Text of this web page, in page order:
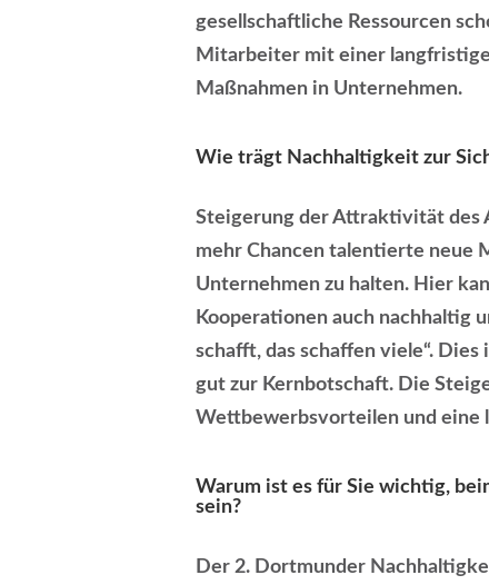
gesellschaftliche Ressourcen
Mitarbeiter mit einer
Maßnahmen in Unternehmen.
Wie trägt Nachhaltigkeit zur
Steigerung der Attraktivität des
mehr Chancen talentierte neue
Unternehmen zu halten. Hier
Kooperationen auch nachhaltig
schafft, das schaffen viele“.
gut zur Kernbotschaft. Die
Wettbewerbsvorteilen und eine
Warum ist es für Sie wichtig,
sein?
Der 2. Dortmunder